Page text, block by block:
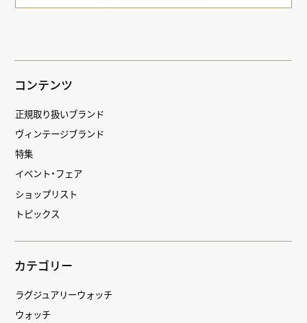
コンテンツ
正規取り扱いブランド
ヴィンテージブランド
特集
イベント・フェア
ショップリスト
トピックス
カテゴリー
ラグジュアリーウォッチ
ウォッチ